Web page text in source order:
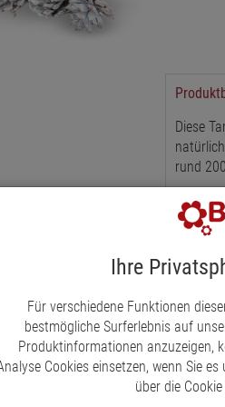
Diese
rund
Ob für
Die
Ihre
Für verschiedene Funktionen
bestmögliche Surferlebnis auf
Produktinformationen anzuzeigen,
Cookies einsetzen, wenn Sie
über die